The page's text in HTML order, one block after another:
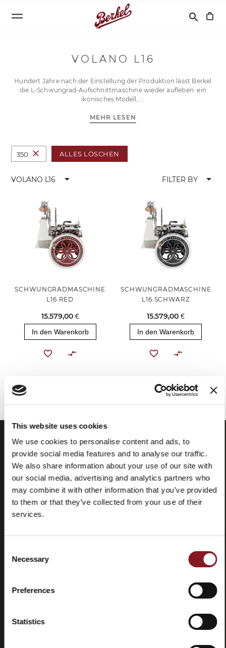
This website uses cookies
We use cookies to personalise content and ads, to
provide social media features and to analyse our traffic.
We also share information about your use of our site with
our social media, advertising and analytics partners who
may combine it with other information that you’ve provided
to them or that they’ve collected from your use of their
services.
Selection
Necessary
Preferences
Statistics
Suchen
search
VOLANO L16
Hundert Jahre nach der Einstellung der Produktion lässt Berkel
die L-Schwungrad-Aufschnittmaschine wieder aufleben: ein
ikonisches Modell,
MEHR LESEN
350 close ALLES LÖSCHEN
VOLANO L16 arrow_drop_down FILTER BY arrow_drop_down
SCHWUNGRADMASCHINE
L16 RED
15.579,00 €
In den Warenkorb
SCHWUNGRADMASCHINE
L16 SCHWARZ
15.579,00 €
In den Warenkorb
gestellte
locator